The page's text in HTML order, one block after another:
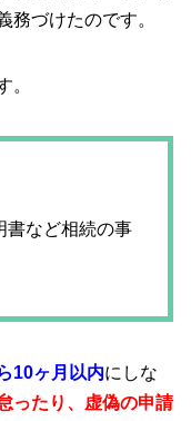
務づけたのです。
。
書など相続の事
10ヶ月以内にしな
ったり、虚偽の申請